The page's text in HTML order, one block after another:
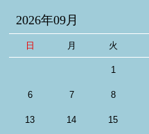
2026年09月
日 月 火
1
6 7 8
13 14 15